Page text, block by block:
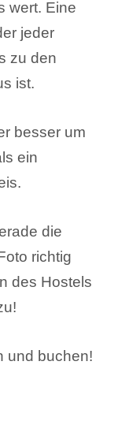
wert. Eine
jeder
zu den
ist.
besser um
ein
die
richtig
des Hostels
und buchen!